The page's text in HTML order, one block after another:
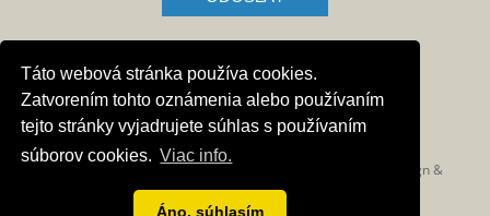
Táto webová stránka používa cookies.
Zatvorením tohto oznámenia alebo používaním
tejto stránky vyjadrujete súhlas s používaním
súborov cookies. Viac info.
Áno, súhlasím
SLEDUJTE NÁS NA FACEBOOKU
Ľudovít Ódor, All rights reserved. WEB Design &
development:GLS WEB Design